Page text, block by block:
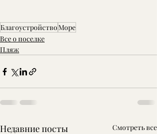
БлагоустройствоМоре
Все о поселке
Пляж
Недавние посты Смотреть все